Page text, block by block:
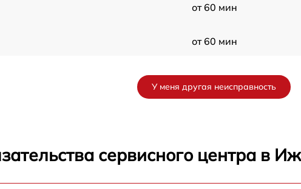
от 60 мин
от 60 мин
от 60 мин
У меня другая неисправность
сервисного центра в